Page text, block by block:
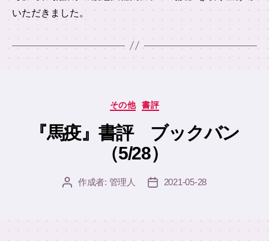
いただきました。
カ
テ
ー
その他 書評
『馬疫』書評 ブックバン
（5/28）
投 作成者: 管理人
投
2021-05-28